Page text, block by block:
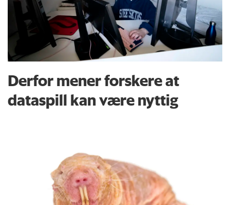
Derfor mener forskere at
dataspill kan være nyttig